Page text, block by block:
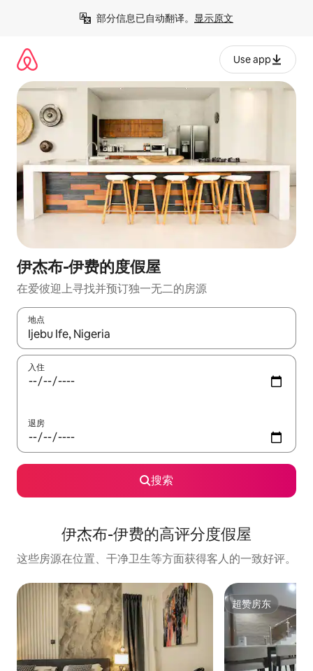
部分信息已自动翻译。 显示原文
Use app
伊杰布-伊费的度假屋
在爱彼迎上寻找并预订独一无二的房源
地点
如有搜索结果，请使用上下方向键查看，或通过点击或滑动手势
入住
退房
搜索
伊杰布-伊费的高评分度假屋
这些房源在位置、干净卫生等方面获得客人的一致好评。
超赞房东
超赞房东